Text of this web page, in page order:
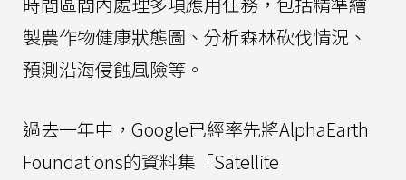
製農作物健康狀態圖、分析森林砍伐情況、
預測沿海侵蝕風險等。
過去一年中，Google已經率先將AlphaEarth
Foundations的資料集「Satellite